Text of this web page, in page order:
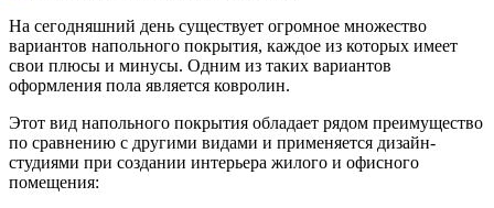
На сегодняшний день существует огромное множество
вариантов напольного покрытия, каждое из которых имеет
свои плюсы и минусы. Одним из таких вариантов
оформления пола является ковролин.
Этот вид напольного покрытия обладает рядом преимущество
по сравнению с другими видами и применяется дизайн-
студиями при создании интерьера жилого и офисного
помещения: